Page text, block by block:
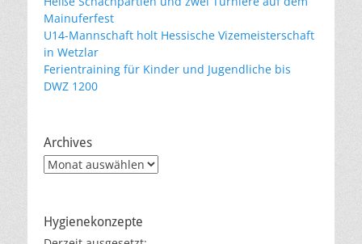
Mainuferfest
U14-Mannschaft holt Hessische Vizemeisterschaft
in Wetzlar
Ferientraining für Kinder und Jugendliche bis
DWZ 1200
Archives
Archives
Hygienekonzepte